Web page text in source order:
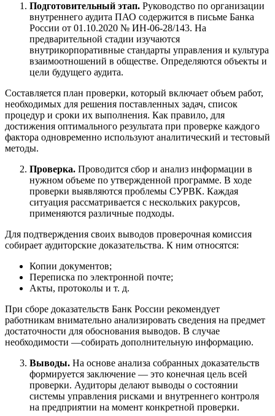
Подготовительный этап. Руководство по организации
внутреннего аудита ПАО содержится в письме Банка
России от 01.10.2020 № ИН-06-28/143. На
предварительной стадии изучаются
внутрикорпоративные стандарты управления и культура
взаимоотношений в обществе. Определяются объекты и
цели будущего аудита.
Составляется план проверки, который включает объем работ,
необходимых для решения поставленных задач, список
процедур и сроки их выполнения. Как правило, для
достижения оптимального результата при проверке каждого
фактора одновременно используют аналитический и тестовый
методы.
Проверка. Проводится сбор и анализ информации в
нужном объеме по утвержденной программе. В ходе
проверки выявляются проблемы СУРВК. Каждая
ситуация рассматривается с нескольких ракурсов,
применяются различные подходы.
Для подтверждения своих выводов проверочная комиссия
собирает аудиторские доказательства. К ним относятся:
Копии документов;
Переписка по электронной почте;
Акты, протоколы и т. д.
При сборе доказательств Банк России рекомендует
работникам внимательно анализировать сведения на предмет
достаточности для обоснования выводов. В случае
необходимости —собирать дополнительную информацию.
Выводы. На основе анализа собранных доказательств
формируется заключение — это конечная цель всей
проверки. Аудиторы делают выводы о состоянии
системы управления рисками и внутреннего контроля
на предприятии на момент конкретной проверки.